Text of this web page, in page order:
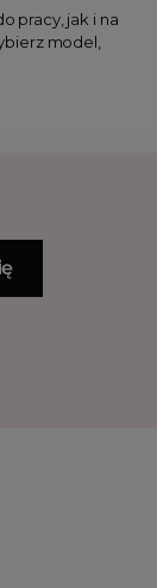
pracy, jak i na
model,